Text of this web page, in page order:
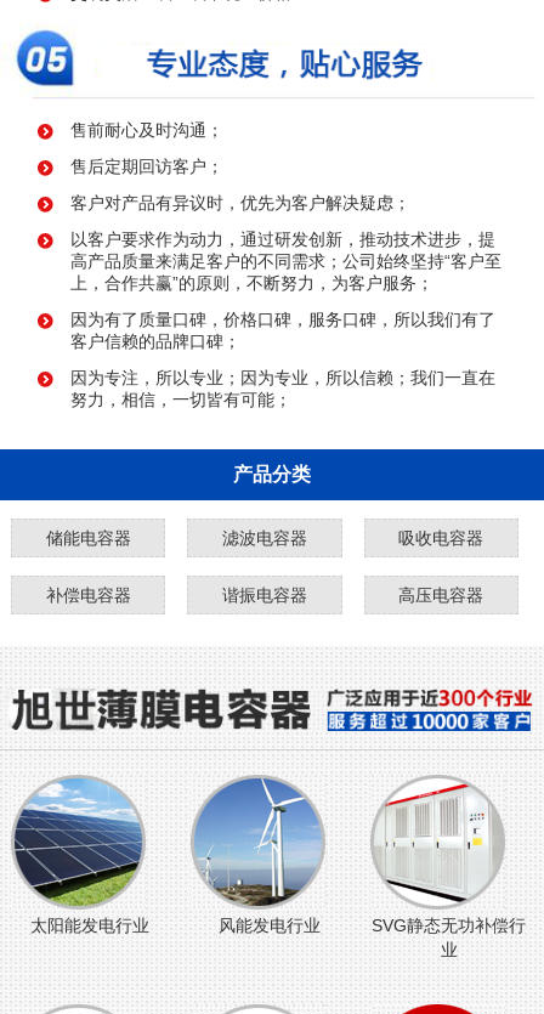
售前耐心及时沟通；
售后定期回访客户；
客户对产品有异议时，优先为客户解决疑虑；
以客户要求作为动力，通过研发创新，推动技术进步，提
高产品质量来满足客户的不同需求；公司始终坚持“客户至
上，合作共赢”的原则，不断努力，为客户服务；
因为有了质量口碑，价格口碑，服务口碑，所以我们有了
客户信赖的品牌口碑；
因为专注，所以专业；因为专业，所以信赖；我们一直在
努力，相信，一切皆有可能；
产品分类
储能电容器 滤波电容器 吸收电容器
补偿电容器 谐振电容器 高压电容器
太阳能发电行业 风能发电行业
SVG静态无功补偿行
业